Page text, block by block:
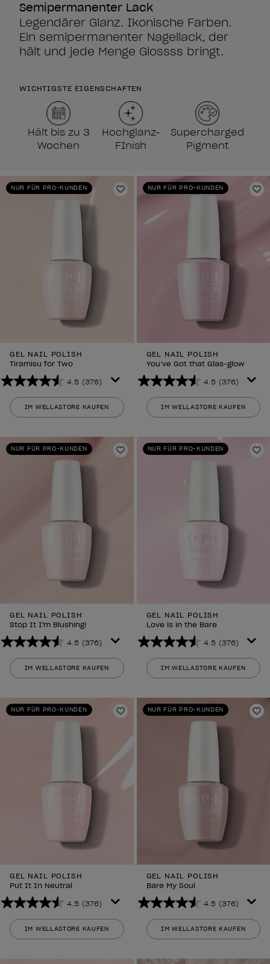
Semipermanenter Lack
Legendärer Glanz. Ikonische Farben.
Ein semipermanenter Nagellack, der
hält und jede Menge Glossss bringt.
WICHTIGSTE EIGENSCHAFTEN
Hält bis zu 3
Wochen
Hochglanz-
FInish
Supercharged
Pigment
NUR FÜR PRO-KUNDEN
Zur Wunschliste hinzufügen
GEL NAIL POLISH
Tiramisu for Two
4.5 (376)
4.5
von
5
376
Bewertungen
IM WELLASTORE KAUFEN
NUR FÜR PRO-KUNDEN
GEL NAIL POLISH
You’ve Got that Glas-glow
4.5 (376)
4.5
von
5
376
Bewertungen
IM WELLASTORE KAUFEN
NUR FÜR PRO-KUNDEN
Zur Wunschliste hinzufügen
GEL NAIL POLISH
Stop It I'm Blushing!
4.5 (376)
4.5
von
5
376
Bewertungen
IM WELLASTORE KAUFEN
NUR FÜR PRO-KUNDEN
GEL NAIL POLISH
Love is in the Bare
4.5 (376)
4.5
von
5
376
Bewertungen
IM WELLASTORE KAUFEN
NUR FÜR PRO-KUNDEN
Zur Wunschliste hinzufügen
GEL NAIL POLISH
Put It In Neutral
4.5 (376)
4.5
von
5
IM WELLASTORE KAUFEN
NUR FÜR PRO-KUNDEN
GEL NAIL POLISH
Bare My Soul
4.5 (376)
4.5
von
5
IM WELLASTORE KAUFEN